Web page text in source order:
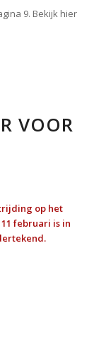
9. Bekijk hier
VOOR
op het
februari is in